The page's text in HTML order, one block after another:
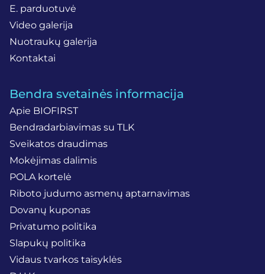
E. parduotuvė
Video galerija
Nuotraukų galerija
Kontaktai
Bendra svetainės informacija
Apie BIOFIRST
Bendradarbiavimas su TLK
Sveikatos draudimas
Mokėjimas dalimis
POLA kortelė
Riboto judumo asmenų aptarnavimas
Dovanų kuponas
Privatumo politika
Slapukų politika
Vidaus tvarkos taisyklės